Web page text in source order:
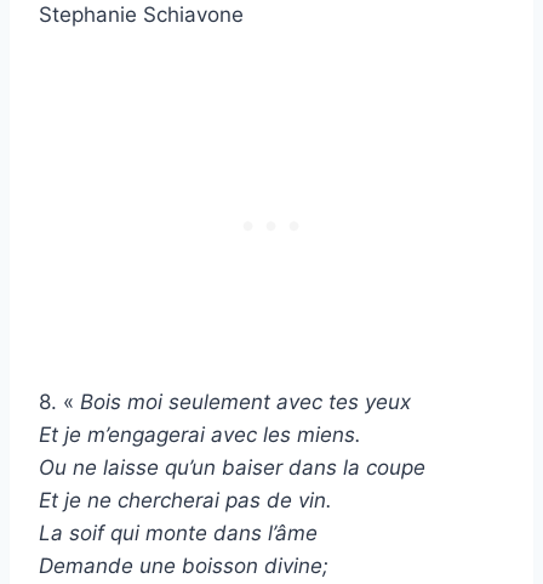
Stephanie Schiavone
8. « Bois moi seulement avec tes yeux
Et je m’engagerai avec les miens.
Ou ne laisse qu’un baiser dans la coupe
Et je ne chercherai pas de vin.
La soif qui monte dans l’âme
Demande une boisson divine;